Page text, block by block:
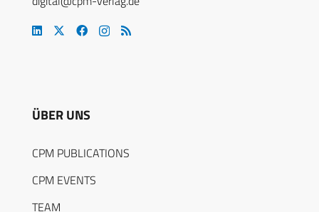
ÜBER UNS
CPM PUBLICATIONS
CPM EVENTS
TEAM